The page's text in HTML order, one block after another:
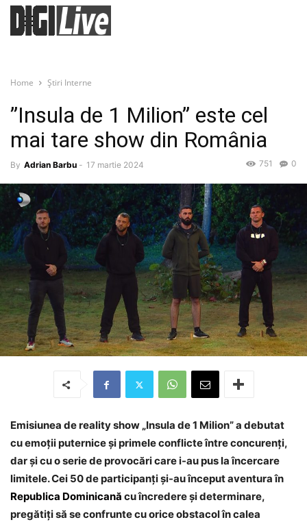
Home Știri Interne
”Insula de 1 Milion” este cel
mai tare show din România
By Adrian Barbu - 17 martie 2024 0
751
Emisiunea de reality show „Insula de 1 Milion” a debutat
cu emoții puternice și primele conflicte între concurenți,
dar și cu o serie de provocări care i-au pus la încercare
limitele. Cei 50 de participanți și-au început aventura în
Republica Dominicană cu încredere și determinare,
pregătiți să se confrunte cu orice obstacol în calea